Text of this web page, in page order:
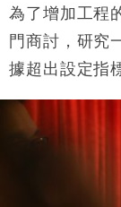
為了增加工程
門商討，研究
據超出設定指